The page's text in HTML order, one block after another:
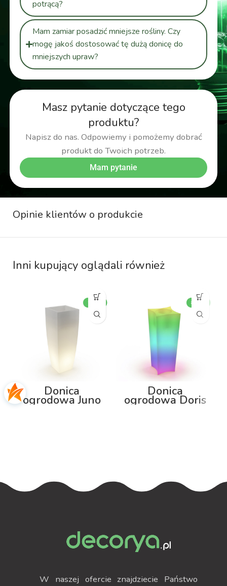
Masz pytanie dotyczące tego
produktu?
Napisz do nas. Odpowiemy i pomożemy dobrać
produkt do Twoich potrzeb.
Mam pytanie
potrącą?
Mam zamiar posadzić mniejsze rośliny. Czy
mogę jakoś dostosować tę dużą donicę do
mniejszych upraw?
Opinie klientów o produkcie
Inni kupujący oglądali również
Donica
ogrodowa Juno
Donica
ogrodowa Doris
W naszej ofercie znajdziecie Państwo